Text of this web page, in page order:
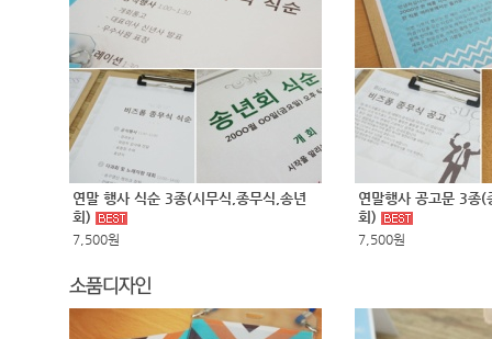
연말 행사 식순 3종(시무식,종무식,송년
회)
7,500원
연말행사 공고문 3종(
회)
7,500원